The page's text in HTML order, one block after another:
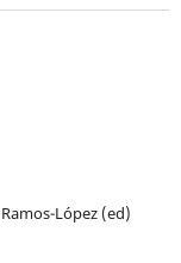
López (ed)